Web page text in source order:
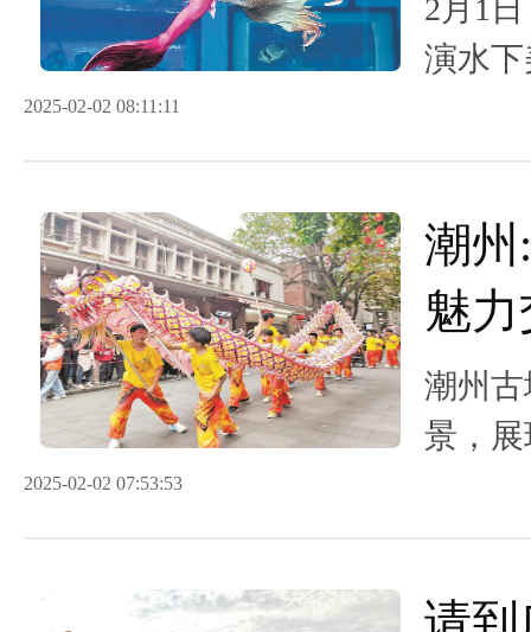
2月1
演水
2025-02-02 08:11:11
潮
魅
春盛
潮州
景，
2025-02-02 07:53:53